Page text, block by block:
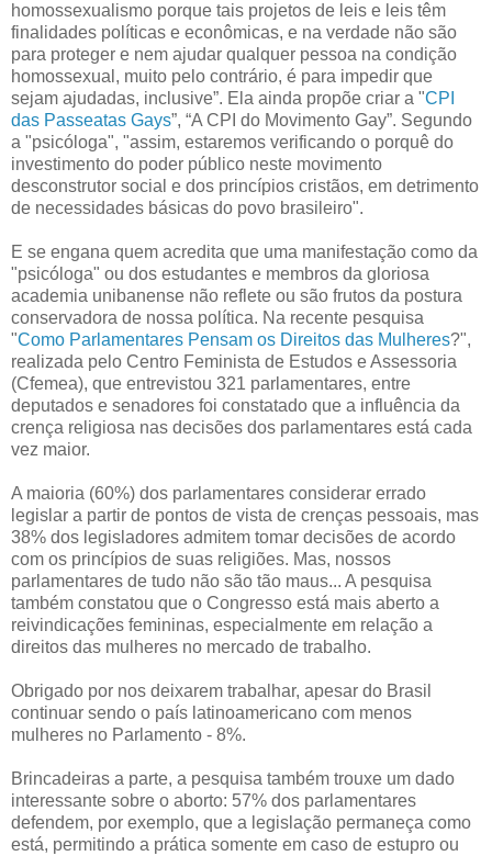
homossexualismo porque tais projetos de leis e leis têm
finalidades políticas e econômicas, e na verdade não são
para proteger e nem ajudar qualquer pessoa na condição
homossexual, muito pelo contrário, é para impedir que
sejam ajudadas, inclusive”. Ela ainda propõe criar a "CPI
das Passeatas Gays”, “A CPI do Movimento Gay”. Segundo
a "psicóloga", "assim, estaremos verificando o porquê do
investimento do poder público neste movimento
desconstrutor social e dos princípios cristãos, em detrimento
de necessidades básicas do povo brasileiro".
E se engana quem acredita que uma manifestação como da
"psicóloga" ou dos estudantes e membros da gloriosa
academia unibanense não reflete ou são frutos da postura
conservadora de nossa política. Na recente pesquisa
"Como Parlamentares Pensam os Direitos das Mulheres?",
realizada pelo Centro Feminista de Estudos e Assessoria
(Cfemea), que entrevistou 321 parlamentares, entre
deputados e senadores foi constatado que a influência da
crença religiosa nas decisões dos parlamentares está cada
vez maior.
A maioria (60%) dos parlamentares considerar errado
legislar a partir de pontos de vista de crenças pessoais, mas
38% dos legisladores admitem tomar decisões de acordo
com os princípios de suas religiões. Mas, nossos
parlamentares de tudo não são tão maus... A pesquisa
também constatou que o Congresso está mais aberto a
reivindicações femininas, especialmente em relação a
direitos das mulheres no mercado de trabalho.
Obrigado por nos deixarem trabalhar, apesar do Brasil
continuar sendo o país latinoamericano com menos
mulheres no Parlamento - 8%.
Brincadeiras a parte, a pesquisa também trouxe um dado
interessante sobre o aborto: 57% dos parlamentares
defendem, por exemplo, que a legislação permaneça como
está, permitindo a prática somente em caso de estupro ou